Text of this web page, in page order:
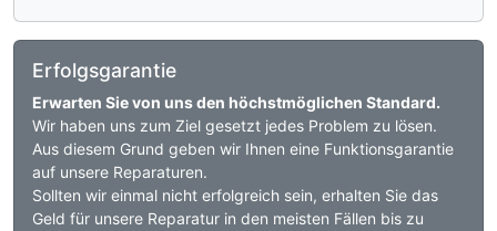
Erfolgsgarantie
Erwarten Sie von uns den höchstmöglichen Standard.
Wir haben uns zum Ziel gesetzt jedes Problem zu lösen.
Aus diesem Grund geben wir Ihnen eine Funktionsgarantie
auf unsere Reparaturen.
Sollten wir einmal nicht erfolgreich sein, erhalten Sie das
Geld für unsere Reparatur in den meisten Fällen bis zu